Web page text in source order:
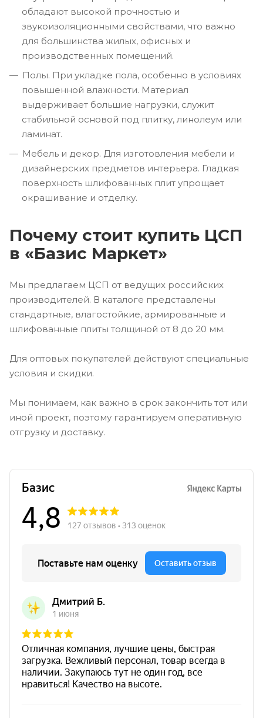
обладают высокой прочностью и
звукоизоляционными свойствами, что важно
для большинства жилых, офисных и
производственных помещений.
Полы. При укладке пола, особенно в условиях
повышенной влажности. Материал
выдерживает большие нагрузки, служит
стабильной основой под плитку, линолеум или
ламинат.
Мебель и декор. Для изготовления мебели и
дизайнерских предметов интерьера. Гладкая
поверхность шлифованных плит упрощает
окрашивание и отделку.
Почему стоит купить ЦСП
в «Базис Маркет»
Мы предлагаем ЦСП от ведущих российских
производителей. В каталоге представлены
стандартные, влагостойкие, армированные и
шлифованные плиты толщиной от 8 до 20 мм.
Для оптовых покупателей действуют специальные
условия и скидки.
Мы понимаем, как важно в срок закончить тот или
иной проект, поэтому гарантируем оперативную
отгрузку и доставку.